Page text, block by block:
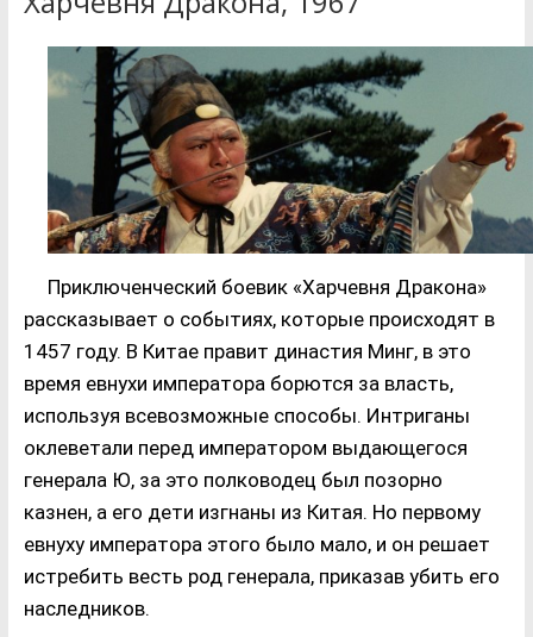
Приключенческий боевик «Харчевня Дракона»
рассказывает о событиях, которые происходят в
1457 году. В Китае правит династия Минг, в это
время евнухи императора борются за власть,
используя всевозможные способы. Интриганы
оклеветали перед императором выдающегося
генерала Ю, за это полководец был позорно
казнен, а его дети изгнаны из Китая. Но первому
евнуху императора этого было мало, и он решает
истребить весть род генерала, приказав убить его
наследников.